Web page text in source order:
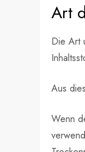
Art
Die Art
Aus
Wenn